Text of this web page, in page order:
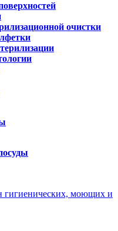
очистки